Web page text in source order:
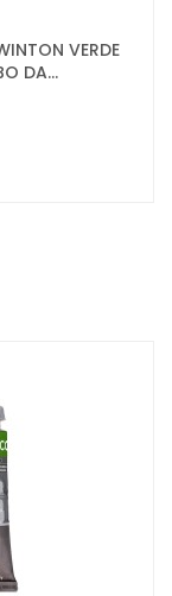
VERDE
DA...